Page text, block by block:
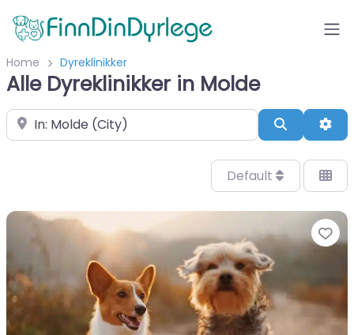
Home Dyreklinikker
Alle Dyreklinikker in Molde
Velg by/sted Search
Default